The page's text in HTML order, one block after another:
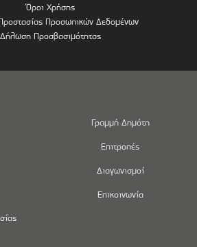
Όροι Χρήσης
Προσωπικών Δεδομένων
Δήλωση Προσβασιμότητας
Γραμμή Δημότη
Επιτροπές
Διαγωνισμοί
Επικοινωνία